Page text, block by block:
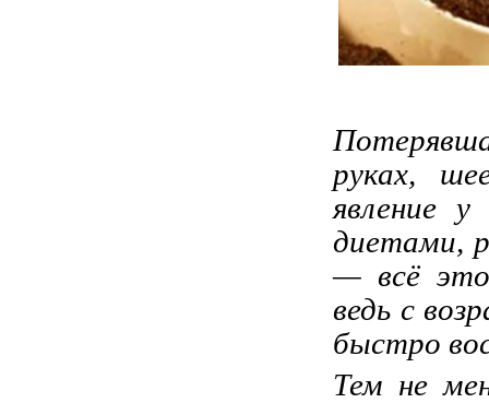
руках,
явление
диетами,
— всё это
ведь с
быстро
Тем не